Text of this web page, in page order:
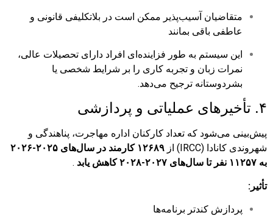
متقاضیان آسیب‌پذیر ممکن است در بلاتکلیفی قانونی و
عاطفی باقی بمانند
این سیستم به طور فزاینده‌ای افراد دارای تحصیلات عالی،
نمرات زبان و تجربه کاری را بر شرایط شخصی یا
بشردوستانه ترجیح می‌دهد.
۴. تأخیرهای عملیاتی و پردازشی
پیش‌بینی می‌شود که تعداد کارکنان اداره مهاجرت، پناهندگی و
شهروندی کانادا (IRCC) از
۱۲۶۸۹ کارمند در سال‌های ۲۰۲۵-۲۰۲۶
به ۱۱۲۵۷ نفر تا سال‌های ۲۰۲۷-۲۰۲۸
کاهش یابد .
تأثیر:
پردازش کندتر برنامه‌ها